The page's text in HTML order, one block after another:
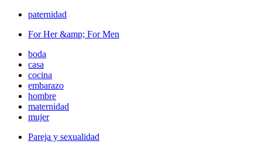
paternidad
For Her &amp; For Men
boda
casa
cocina
embarazo
hombre
maternidad
mujer
Pareja y sexualidad